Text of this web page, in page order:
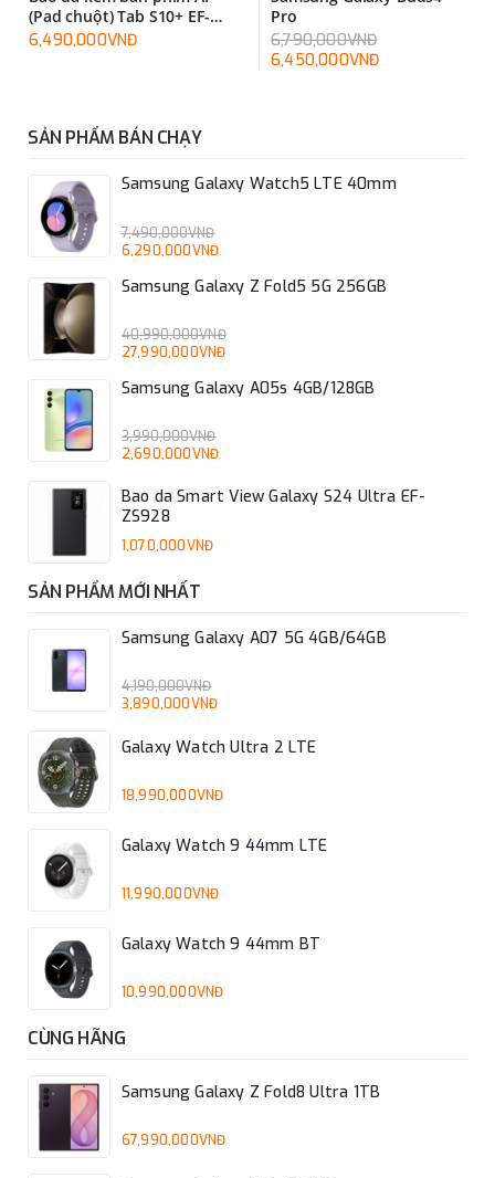
(Pad chuột) Tab S10+ EF-
DX825UWEGWW
6,490,000VNĐ
Pro
6,790,000VNĐ
6,450,000VNĐ
SẢN PHẨM BÁN CHẠY
Samsung Galaxy Watch5 LTE 40mm
7,490,000VNĐ
6,290,000VNĐ
Samsung Galaxy Z Fold5 5G 256GB
40,990,000VNĐ
27,990,000VNĐ
Samsung Galaxy A05s 4GB/128GB
3,990,000VNĐ
2,690,000VNĐ
Bao da Smart View Galaxy S24 Ultra EF-
ZS928
1,070,000VNĐ
SẢN PHẨM MỚI NHẤT
Samsung Galaxy A07 5G 4GB/64GB
4,190,000VNĐ
3,890,000VNĐ
Galaxy Watch Ultra 2 LTE
18,990,000VNĐ
Galaxy Watch 9 44mm LTE
11,990,000VNĐ
Galaxy Watch 9 44mm BT
10,990,000VNĐ
CÙNG HÃNG
Samsung Galaxy Z Fold8 Ultra 1TB
67,990,000VNĐ